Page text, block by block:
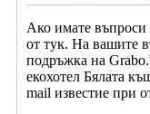
Ако имате въпроси
от тук. На вашите
подръжка на
екохотел Бялата
mail известие при